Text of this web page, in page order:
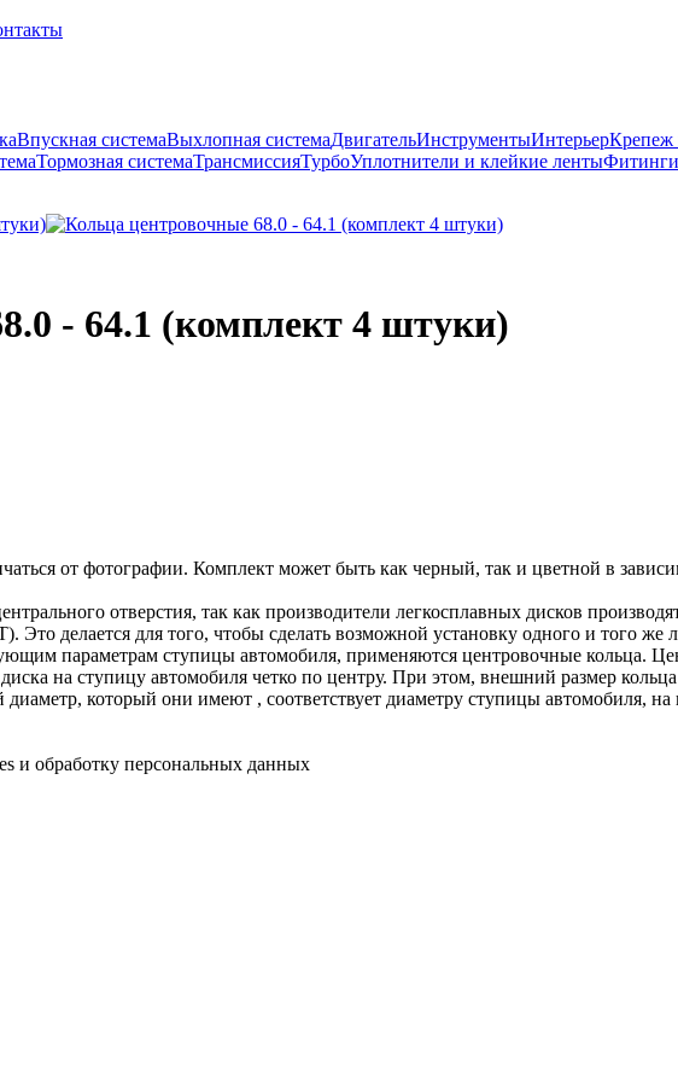
Впускная системаВыхлопная системаДвигательИнструментыИнтерьерКрепеж
Тормозная системаТрансмиссияТурбоУплотнители и клейкие ленты
- 64.1 (комплект 4 штуки)
от фотографии. Комплект может быть как черный, так и цветной в
отверстия, так как производители легкосплавных дисков
делается для того, чтобы сделать возможной установку одного и того же
параметрам ступицы автомобиля, применяются центровочные кольца.
на ступицу автомобиля четко по центру. При этом, внешний размер
который они имеют , соответствует диаметру ступицы автомобиля,
и обработку персональных данных